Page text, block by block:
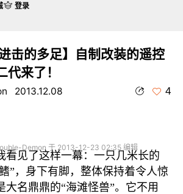
击的多足】自制改装的遥控
来了！
2013.12.08 4
Demon 于 2013-12-23 02:35 编辑
看见了这样一幕：一只几米长的
” ，身下有脚，整体保持着令人惊
大名鼎鼎的“海滩怪兽”。它不用
登录